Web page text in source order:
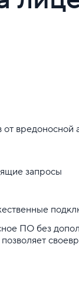
вредоносной
запросы
ПО без